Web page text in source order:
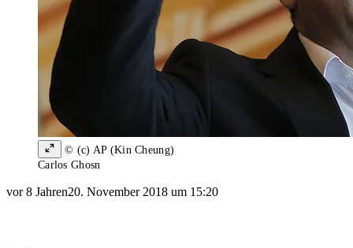
© (c) AP (Kin Cheung)
Carlos Ghosn
vor 8 Jahren20. November 2018 um 15:20